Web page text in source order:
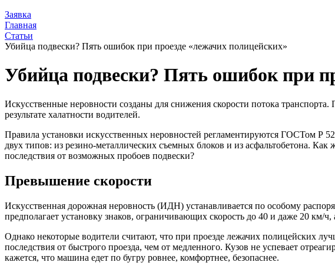
Заявка
Главная
Статьи
Убийца подвески? Пять ошибок при проезде «лежачих полицейских»
Убийца подвески? Пять ошибок при
Искусственные неровности созданы для снижения скорости потока
результате халатности водителей.
Правила установки искусственных неровностей регламентируются ГОСТом Р
двух типов: из резино-металлических съемных блоков и из асфальтобетона.
последствия от возможных пробоев подвески?
Превышение скорости
Искусственная дорожная неровность (ИДН) устанавливается по особому
предполагает установку знаков, ограничивающих скорость до 40 и даже 20 км/
Однако некоторые водители считают, что при проезде лежачих полицейских
последствия от быстрого проезда, чем от медленного. Кузов не успевает
кажется, что машина едет по бугру ровнее, комфортнее, безопаснее.